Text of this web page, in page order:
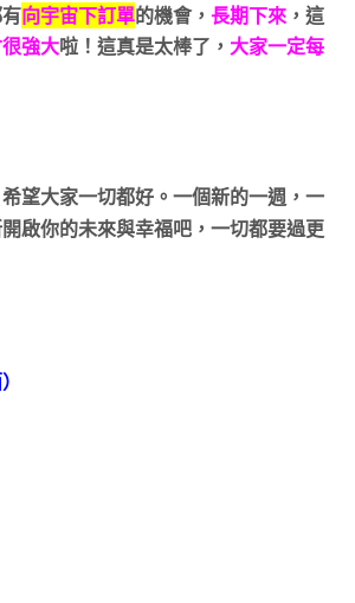
向宇宙下訂單的機會， 長期下來，這
強大啦！這真是太棒了， 大家一定每
望大家一切都好。一個新的一週，一
啟你的未來與幸福吧，一切都要過更